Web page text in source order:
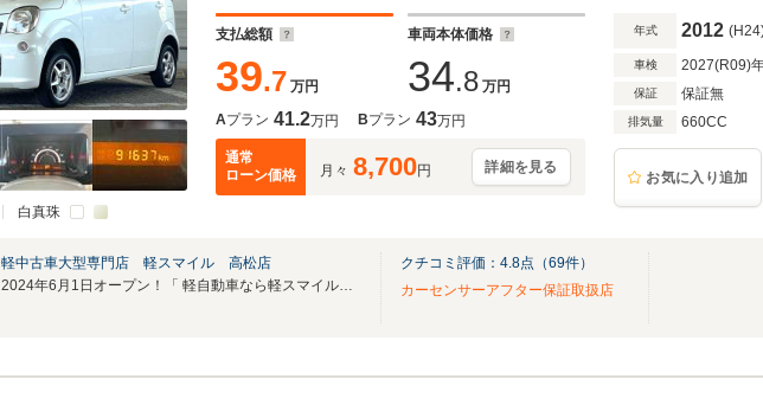
白真珠
支払総額
39.7 万円
車両本体価格
34.8 万円
Aプラン 41.2万円 Bプラン 43万円
通常
ローン価格
月々 8,700円 詳細を見る
年式 2012
車検 2027(R09)
保証 保証無
排気量 660CC
お気に入り追加
軽中古車大型専門店 軽スマイル 高松店
2024年6月1日オープン！「 軽自動車なら軽スマイル高松」が2周年を迎えました！！
クチコミ評価： 4.8点（69件）
カーセンサーアフター保証取扱店